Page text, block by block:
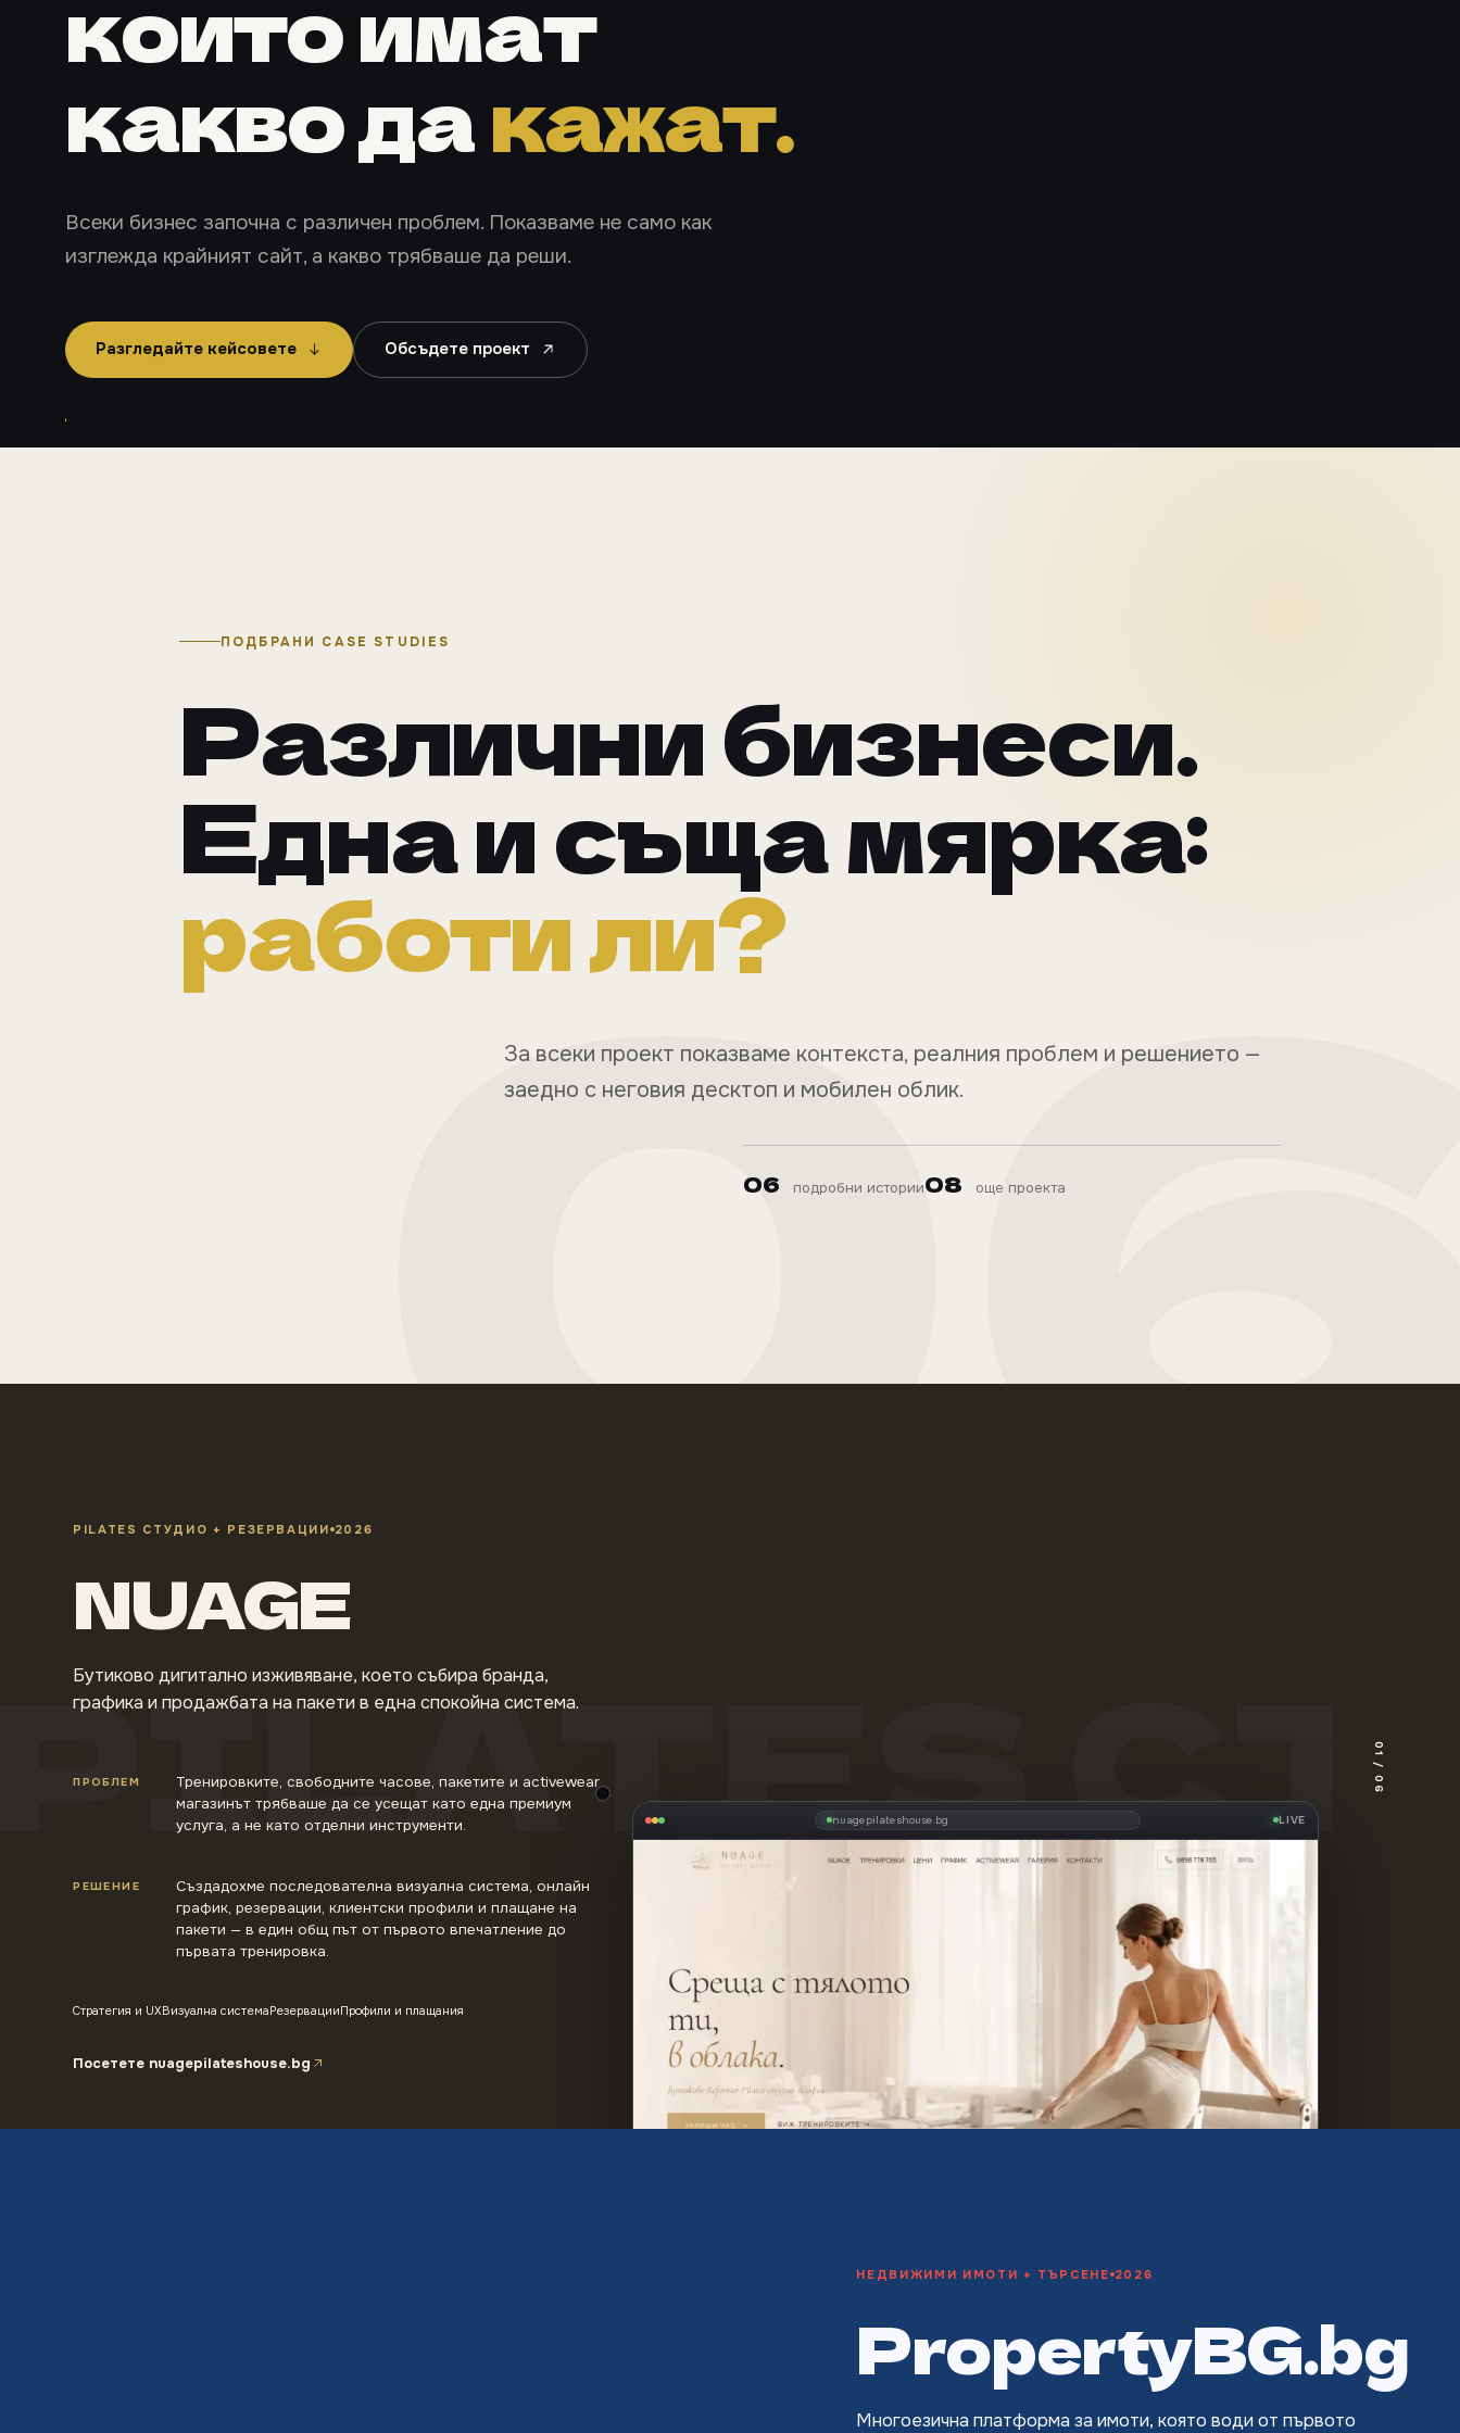
които имат
какво дакажат.
Всеки бизнес започна с различен проблем. Показваме не само как
изглежда крайният сайт, а какво трябваше да реши.
Разгледайте кейсовете Обсъдете проект
Реални десктоп и мобилен изглед на проекта
ПОДБРАНИ CASE STUDIES
Различни бизнеси.
Една и съща мярка:
работи ли?
За всеки проект показваме контекста, реалния проблем и решението —
заедно с неговия десктоп и мобилен облик.
06 подробни истории08 още проекта
01
/
06
PILATES СТУДИО + РЕЗЕРВАЦИИ 2026
NUAGE
Бутиково дигитално изживяване, което събира бранда,
графика и продажбата на пакети в една спокойна система.
ПРОБЛЕМ
Тренировките, свободните часове, пакетите и activewear
магазинът трябваше да се усещат като една премиум
услуга, а не като отделни инструменти.
РЕШЕНИЕ
Създадохме последователна визуална система, онлайн
график, резервации, клиентски профили и плащане на
пакети — в един общ път от първото впечатление до
първата тренировка.
Стратегия и UXВизуална системаРезервацииПрофили и плащания
Посетете nuagepilateshouse.bg
nuagepilateshouse.bg LIVE
Реални десктоп и мобилен изглед на проектаNUAGE.
НЕДВИЖИМИ ИМОТИ + ТЪРСЕНЕ 2026
PropertyBG.bg
Многоезична платформа за имоти, която води от първото